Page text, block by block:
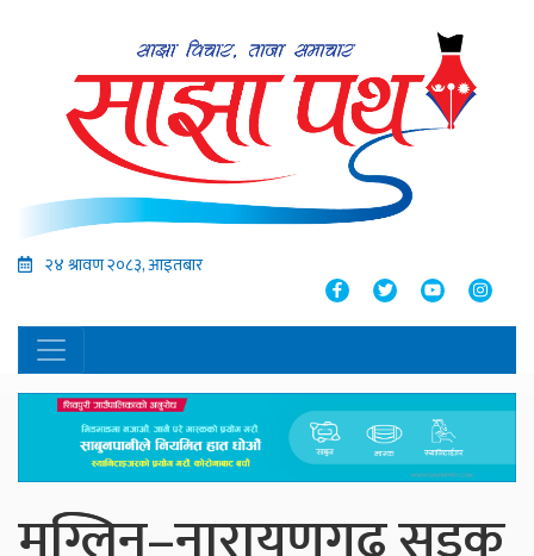
२४ श्रावण २०८३, आइतबार